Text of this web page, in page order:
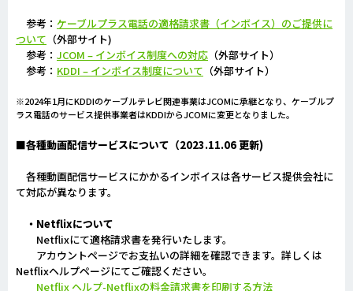
参考： ケーブルプラス電話の適格請求書（インボイス）のご提供に
ついて （外部サイト)
参考： JCOM – インボイス制度への対応 （外部サイト）
参考： KDDI – インボイス制度について （外部サイト）
※2024年1月にKDDIのケーブルテレビ関連事業はJCOMに承継となり、ケーブルプ
ラス電話のサービス提供事業者はKDDIからJCOMに変更となりました。
■各種動画配信サービスについて（2023.11.06 更新)
各種動画配信サービスにかかるインボイスは各サービス提供会社に
て対応が異なります。
・Netflixについて
Netflixにて適格請求書を発行いたします。
アカウントページでお支払いの詳細を確認できます。詳しくは
Netflixヘルプページにてご確認ください。
Netflix ヘルプ-Netflixの料金請求書を印刷する方法